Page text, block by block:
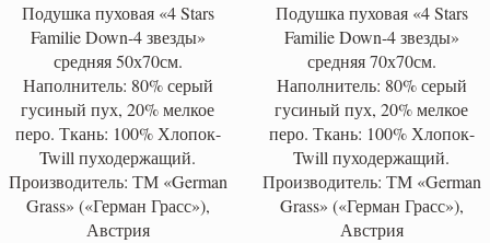
Подушка пуховая «4 Stars
Familie Down-4 звезды»
средняя 50х70см.
Наполнитель: 80% серый
гусиный пух, 20% мелкое
перо. Ткань: 100% Хлопок-
Twill пуходержащий.
Производитель: ТМ «German
Grass» («Герман Грасс»),
Австрия
Подушка пуховая «4 Stars
Familie Down-4 звезды»
средняя 70х70см.
Наполнитель: 80% серый
гусиный пух, 20% мелкое
перо. Ткань: 100% Хлопок-
Twill пуходержащий.
Производитель: ТМ «German
Grass» («Герман Грасс»),
Австрия